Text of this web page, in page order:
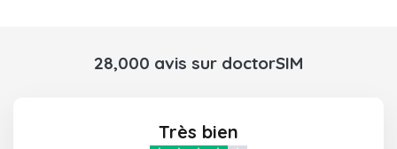
28,000 avis sur doctorSIM
Très bien